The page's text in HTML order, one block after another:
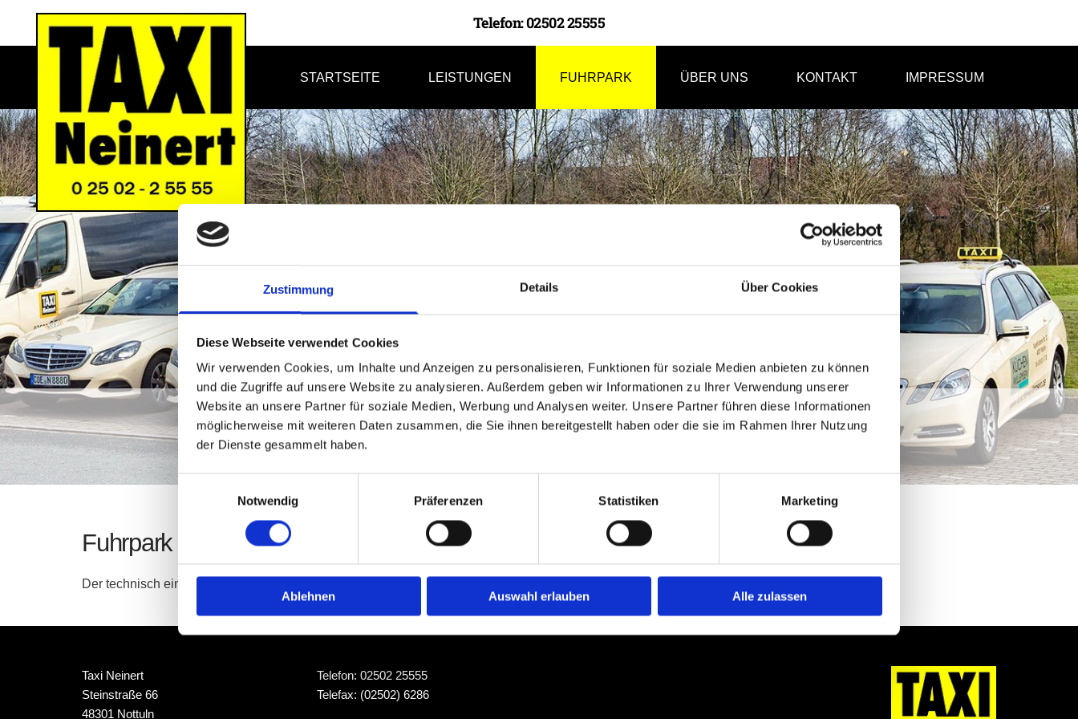
Zustimmung Details Über Cookies
Diese Webseite verwendet Cookies
Wir verwenden Cookies, um Inhalte und Anzeigen zu personalisieren, Funktionen für soziale Medien anbieten zu können
und die Zugriffe auf unsere Website zu analysieren. Außerdem geben wir Informationen zu Ihrer Verwendung unserer
Website an unsere Partner für soziale Medien, Werbung und Analysen weiter. Unsere Partner führen diese Informationen
möglicherweise mit weiteren Daten zusammen, die Sie ihnen bereitgestellt haben oder die sie im Rahmen Ihrer Nutzung
der Dienste gesammelt haben.
Einwilligungsauswahl
Notwendig
Präferenzen Statistiken Marketing
Ablehnen Auswahl erlauben Alle zulassen
Telefon: 02502 25555
STARTSEITE LEISTUNGEN FUHRPARK ÜBER UNS KONTAKT IMPRESSUM
FUHRPARK
Fuhrpark von Taxi Neinert in Nottuln
Der technisch einwandfreie Zustand und die Einhaltung der regelmäßigen Serviceintervalle ist uns sehr wichtig.
Taxi Neinert
Steinstraße 66
48301 Nottuln
Telefon: 02502 25555
Telefax: (02502) 6286